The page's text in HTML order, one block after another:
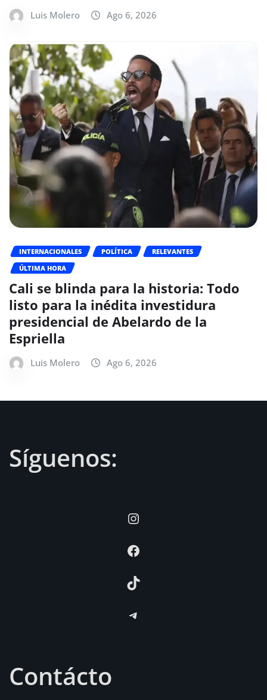
Luis Molero Ago 6, 2026
INTERNACIONALES POLÍTICA
RELEVANTES
ÚLTIMA HORA
Cali se blinda para la historia: Todo
listo para la inédita investidura
presidencial de Abelardo de la
Espriella
Luis Molero Ago 6, 2026
Síguenos:
Instagram
Facebook
TikTok
Telegram
Contácto